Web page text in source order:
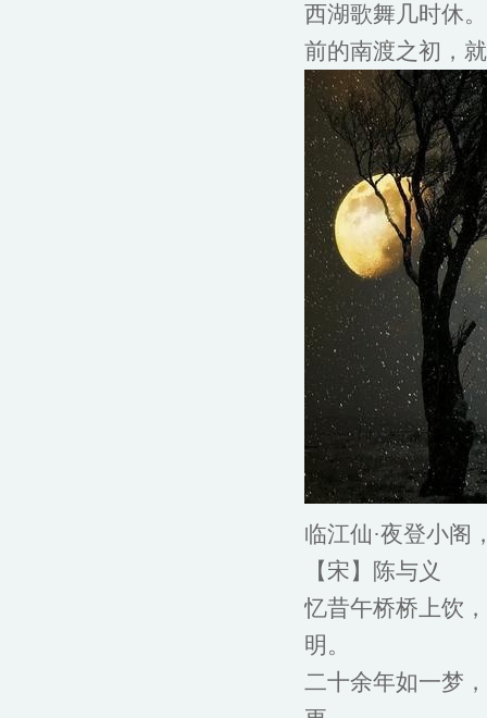
西湖歌舞几时休
前的南渡之初，
临江仙·夜登小阁
【宋】陈与义
忆昔午桥桥上饮
明。
二十余年如一梦